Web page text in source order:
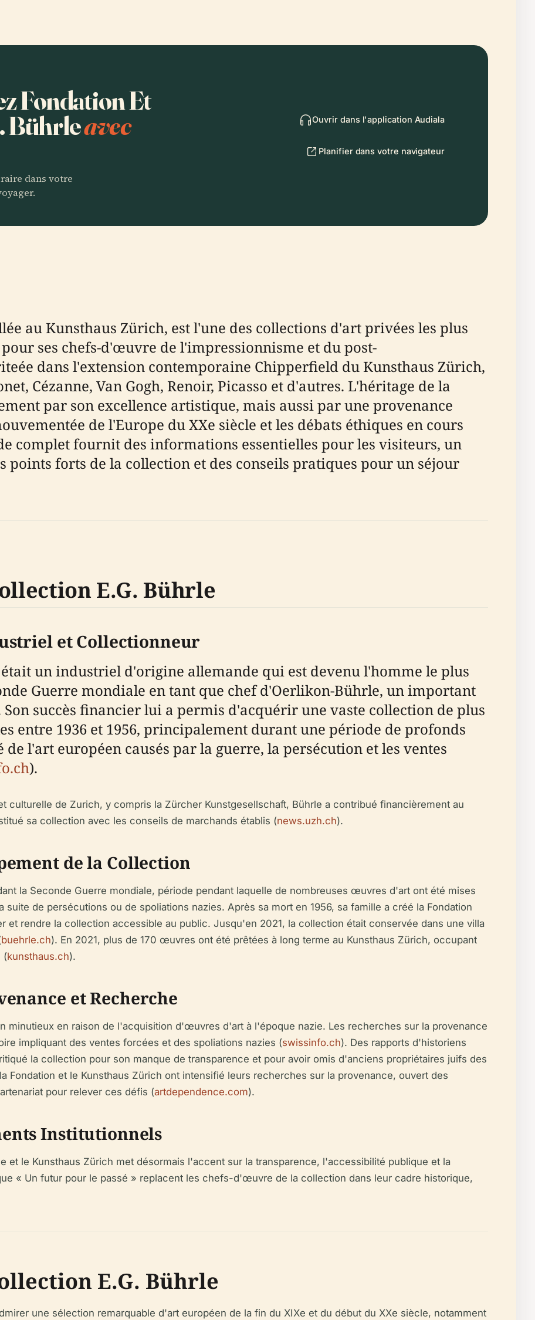
Fondation Et
Bührleavec
dans votre
Ouvrir dans l'application Audiala
Planifier dans votre navigateur
au Kunsthaus Zürich, est l'une des collections d'art privées les plus
ses chefs-d'œuvre de l'impressionnisme et du post-
dans l'extension contemporaine Chipperfield du Kunsthaus Zürich,
Cézanne, Van Gogh, Renoir, Picasso et d'autres. L'héritage de la
par son excellence artistique, mais aussi par une provenance
de l'Europe du XXe siècle et les débats éthiques en cours
complet fournit des informations essentielles pour les visiteurs, un
points forts de la collection et des conseils pratiques pour un séjour
E.G. Bührle
et Collectionneur
était un industriel d'origine allemande qui est devenu l'homme le plus
Guerre mondiale en tant que chef d'Oerlikon-Bührle, un important
Son succès financier lui a permis d'acquérir une vaste collection de plus
entre 1936 et 1956, principalement durant une période de profonds
l'art européen causés par la guerre, la persécution et les ventes
).
culturelle de Zurich, y compris la Zürcher Kunstgesellschaft, Bührle a contribué financièrement au
sa collection avec les conseils de marchands établis (news.uzh.ch).
de la Collection
la Seconde Guerre mondiale, période pendant laquelle de nombreuses œuvres d'art ont été mises
de persécutions ou de spoliations nazies. Après sa mort en 1956, sa famille a créé la Fondation
et rendre la collection accessible au public. Jusqu'en 2021, la collection était conservée dans une villa
buehrle.ch). En 2021, plus de 170 œuvres ont été prêtées à long terme au Kunsthaus Zürich, occupant
(kunsthaus.ch).
et Recherche
minutieux en raison de l'acquisition d'œuvres d'art à l'époque nazie. Les recherches sur la provenance
impliquant des ventes forcées et des spoliations nazies (swissinfo.ch). Des rapports d'historiens
la collection pour son manque de transparence et pour avoir omis d'anciens propriétaires juifs des
Fondation et le Kunsthaus Zürich ont intensifié leurs recherches sur la provenance, ouvert des
pour relever ces défis (artdependence.com).
Institutionnels
et le Kunsthaus Zürich met désormais l'accent sur la transparence, l'accessibilité publique et la
« Un futur pour le passé » replacent les chefs-d'œuvre de la collection dans leur cadre historique,
E.G. Bührle
une sélection remarquable d'art européen de la fin du XIXe et du début du XXe siècle, notamment